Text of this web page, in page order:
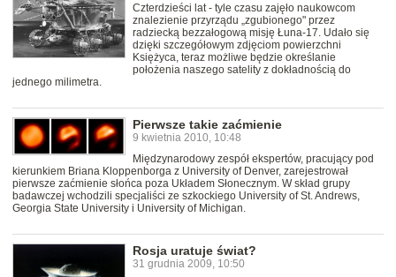
Czterdzieści lat - tyle czasu zajęło naukowcom
znalezienie przyrządu „zgubionego" przez
radziecką bezzałogową misję Łuna-17. Udało się
dzięki szczegółowym zdjęciom powierzchni
Księżyca, teraz możliwe będzie określanie
położenia naszego satelity z dokładnością do
jednego milimetra.
Pierwsze takie zaćmienie
9 kwietnia 2010, 10:48
Międzynarodowy zespół ekspertów, pracujący pod
kierunkiem Briana Kloppenborga z University of Denver, zarejestrował
pierwsze zaćmienie słońca poza Układem Słonecznym. W skład grupy
badawczej wchodzili specjaliści ze szkockiego University of St. Andrews,
Georgia State University i University of Michigan.
Rosja uratuje świat?
31 grudnia 2009, 10:50